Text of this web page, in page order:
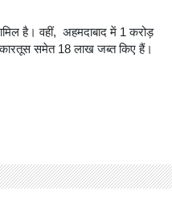
है। वहीं, अहमदाबाद में 1 करोड़
समेत 18 लाख जब्त किए हैं।